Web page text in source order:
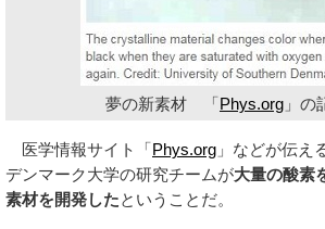
夢の新素材 「Phys.org 」の
医学情報サイト「Phys.org 」などが伝え
デンマーク大学の研究チームが大量の酸素
素材を開発したということだ。